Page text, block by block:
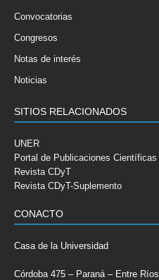
Convocatorias
Congresos
Notas de interés
Noticias
SITIOS RELACIONADOS
UNER
Portal de Publicaciones Científicas
Revista CDyT
Revista CDyT-Suplemento
CONACTO
Casa de la Universidad
Córdoba 475 – Paraná – Entre Ríos